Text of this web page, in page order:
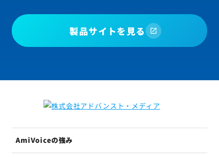
製品サイトを見る
AmiVoiceの強み